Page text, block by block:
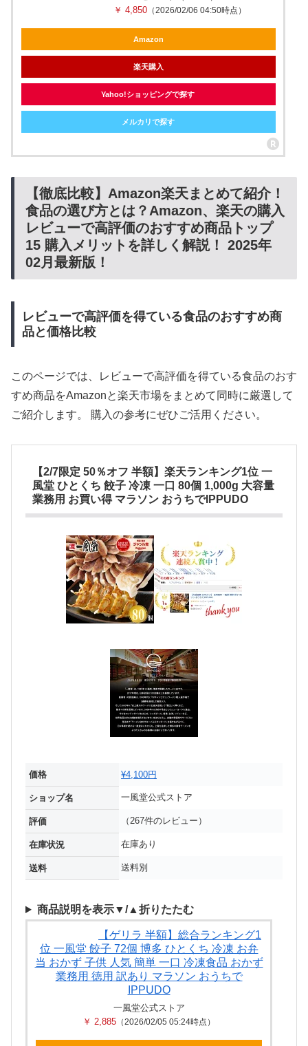
￥ 4,850（2026/02/06 04:50時点）
Amazon
楽天購入
Yahoo!ショッピングで探す
メルカリで探す
【徹底比較】Amazon楽天まとめて紹介！
食品の選び方とは？Amazon、楽天の購入
レビューで高評価のおすすめ商品トップ
15 購入メリットを詳しく解説！ 2025年
02月最新版！
レビューで高評価を得ている食品のおすすめ商
品と価格比較
このページでは、レビューで高評価を得ている食品のおす
すめ商品をAmazonと楽天市場をまとめて同時に厳選して
ご紹介します。 購入の参考にぜひご活用ください。
【2/7限定 50％オフ 半額】楽天ランキング1位 一
風堂 ひとくち 餃子 冷凍 一口 80個 1,000g 大容量
業務用 お買い得 マラソン おうちでIPPUDO
価格 ¥4,100円
ショップ名 一風堂公式ストア
評価 （267件のレビュー）
在庫状況 在庫あり
送料 送料別
商品説明を表示▼/▲折りたたむ
【ゲリラ 半額】総合ランキング1
位 一風堂 餃子 72個 博多 ひとくち 冷凍 お弁
当 おかず 子供 人気 簡単 一口 冷凍食品 おかず
業務用 徳用 訳あり マラソン おうちで
IPPUDO
一風堂公式ストア
￥ 2,885 （2026/02/05 05:24時点）